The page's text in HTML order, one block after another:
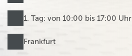
1. Tag: von 10:00 bis 17:00 Uhr
Frankfurt